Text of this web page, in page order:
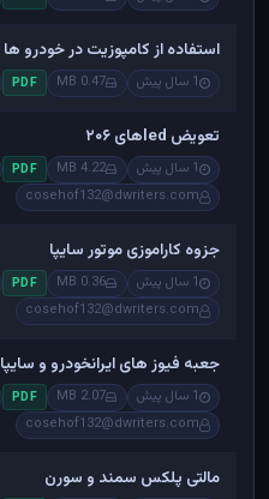
استفاده از کامپوزیت در خودرو ها
1 سال پیش 0.47 MB
PDF
تعویض ledهای ۲۰۶
1 سال پیش 4.22 MB
PDF
cosehof132@dwriters.com
جزوه کاراموزی موتور سایپا
1 سال پیش 0.36 MB
PDF
cosehof132@dwriters.com
جعبه فیوز های ایرانخودرو و سایپا
1 سال پیش 2.07 MB
PDF
cosehof132@dwriters.com
مالتی پلکس سمند و سورن